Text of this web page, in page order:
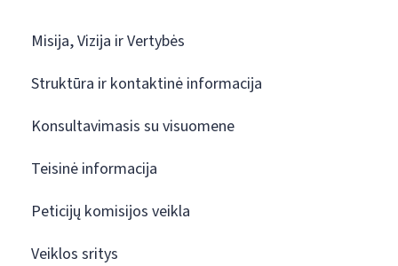
Misija, Vizija ir Vertybės
Struktūra ir kontaktinė informacija
Konsultavimasis su visuomene
Teisinė informacija
Peticijų komisijos veikla
Veiklos sritys